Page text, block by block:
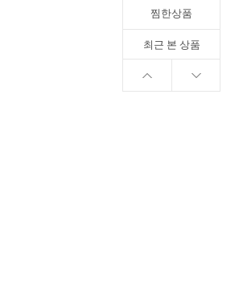
찜한상품
최근 본 상품